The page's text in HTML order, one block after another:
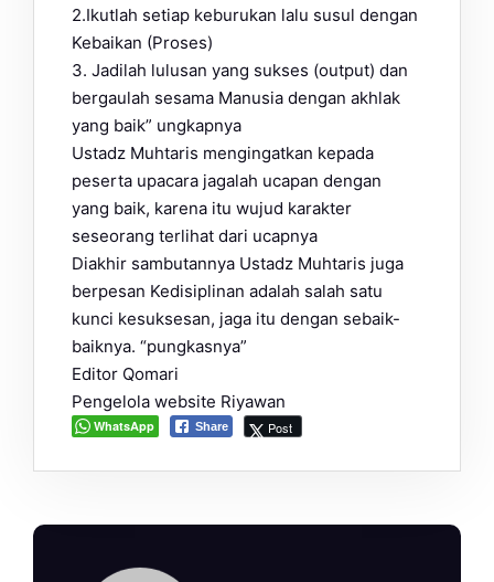
2.Ikutlah setiap keburukan lalu susul dengan
Kebaikan (Proses)
3. Jadilah lulusan yang sukses (output) dan
bergaulah sesama Manusia dengan akhlak
yang baik” ungkapnya
Ustadz Muhtaris mengingatkan kepada
peserta upacara jagalah ucapan dengan
yang baik, karena itu wujud karakter
seseorang terlihat dari ucapnya
Diakhir sambutannya Ustadz Muhtaris juga
berpesan Kedisiplinan adalah salah satu
kunci kesuksesan, jaga itu dengan sebaik-
baiknya. “pungkasnya”
Editor Qomari
Pengelola website Riyawan
WhatsApp Share Post